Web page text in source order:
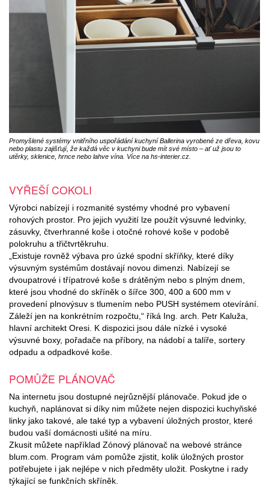
Promyšlené systémy vnitřního uspořádání kuchyní Ballerina vyrobené ze dřeva, kovu
nebo plastu zajišťují, že každá věc v kuchyni bude mít své místo – ať už jsou to
utěrky, sklenice, hrnce nebo lahve vína. Více na hs-interier.cz.
VYŘEŠÍ COKOLI
Výrobci nabízejí i rozmanité systémy vhodné pro vybavení
rohových prostor. Pro jejich využití lze použít výsuvné ledvinky,
zásuvky, čtverhranné koše i otočné rohové koše v podobě
polokruhu a třičtvrtěkruhu.
„Existuje rovněž výbava pro úzké spodní skříňky, které díky
výsuvným systémům dostávají novou dimenzi. Nabízejí se
dvoupatrové i třípatrové koše s drátěným nebo s plným dnem,
které jsou vhodné do skříněk o šířce 300, 400 a 600 mm v
provedení plnovýsuv s tlumením nebo PUSH systémem otevírání.
Záleží jen na konkrétním rozpočtu,“ říká Ing. arch. Petr Kaluža,
hlavní architekt Oresi. K dispozici jsou dále nízké i vysoké
výsuvné boxy, pořadače na příbory, na nádobí a talíře, sortery
odpadu a odpadkové koše.
POMŮŽE PLÁNOVAČ
Na internetu jsou dostupné nejrůznější plánovače. Pokud jde o
kuchyň, naplánovat si díky nim můžete nejen dispozici kuchyňské
linky jako takové, ale také typ a vybavení úložných prostor, které
budou vaší domácnosti ušité na míru.
Zkusit můžete například Zónový plánovač na webové stránce
blum.com. Program vám pomůže zjistit, kolik úložných prostor
potřebujete i jak nejlépe v nich předměty uložit. Poskytne i rady
týkající se funkčních skříněk.